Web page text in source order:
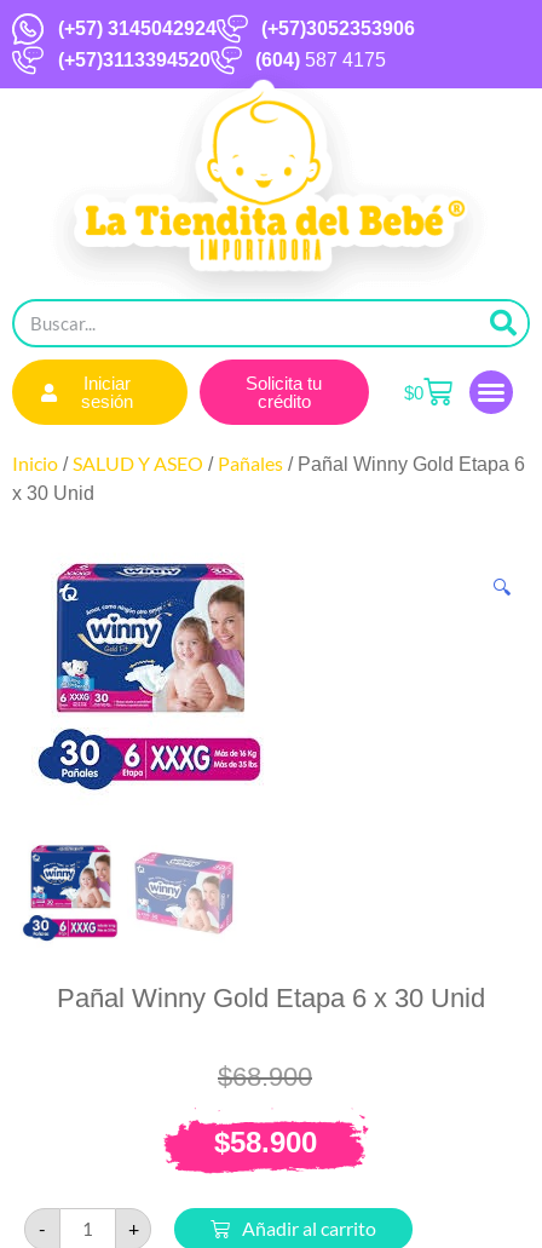
(+57) 3145042924
(+57)3052353906
(+57)3113394520
(604) 587 4175
Iniciar
sesión
Solicita tu
crédito
$0
Inicio /SALUD Y ASEO / Pañales / Pañal Winny Gold Etapa 6
x 30 Unid
🔍
Pañal Winny Gold Etapa 6 x 30 Unid
$68.900
$58.900
- + Añadir al carrito